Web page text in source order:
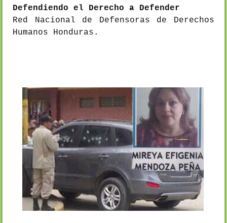
Defendiendo el Derecho a Defender
Red Nacional de Defensoras de Derechos
Humanos Honduras.